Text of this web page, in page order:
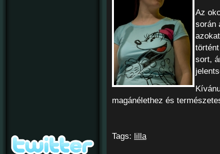
Az
során
sort,
magánélethez és
Tags: lilla